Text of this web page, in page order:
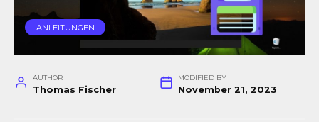
ANLEITUNGEN
AUTHOR
Thomas Fischer
MODIFIED BY
November 21, 2023